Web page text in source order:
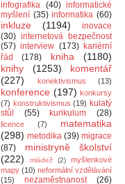
infografika (40) informatické
myšlení (35) informatika (60)
inkluze (1194)
inovace
(30) internetová bezpečnost
(57) interview (173) kariérní
řád
(178) kniha
(1180)
knihy
(1253)
komentář
(227)
konektivismus (13)
konference (197) konkursy
(7) konstruktivismus (19) kulatý
stůl
(55) kurikulum (28)
licence (7)
matematika
(298) metodika (39) migrace
(87)
ministryně školství
(222)
mládež (2)
myšlenkové
mapy (10) neformální vzdělávání
(15)
nezaměstnanost
(26)